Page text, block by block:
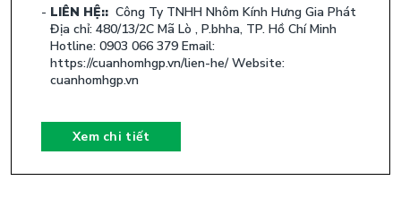
LIÊN HỆ:: Công Ty TNHH Nhôm Kính Hưng Gia Phát
Địa chỉ: 480/13/2C Mã Lò , P.bhha, TP. Hồ Chí Minh
Hotline: 0903 066 379 Email:
https://cuanhomhgp.vn/lien-he/ Website:
cuanhomhgp.vn
Xem chi tiết